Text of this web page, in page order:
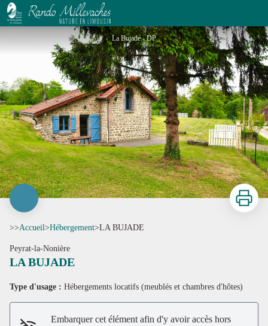
LA BUJADE
La Bujade - DP
Voir l'image en plein écran
Imprimer
>>Accueil>Hébergement>LA BUJADE
Peyrat-la-Nonière
LA BUJADE
Type d'usage : Hébergements locatifs (meublés et chambres d'hôtes)
Embarquer cet élément afin d'y avoir accès hors